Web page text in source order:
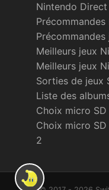
Nintendo Direct
Meilleurs jeux
Meilleurs jeux
Sorties de jeux
Liste des
Choix micro
Choix micro
2